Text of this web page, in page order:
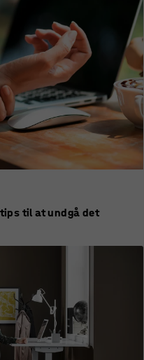
tips til at undgå det